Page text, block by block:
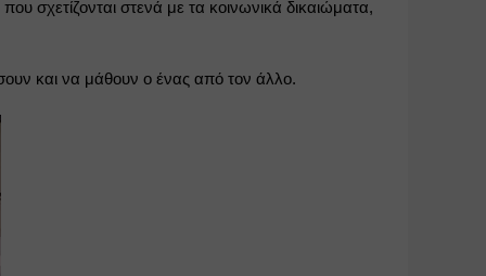
σχετίζονται στενά με τα κοινωνικά δικαιώματα,
και να μάθουν ο ένας από τον άλλο.